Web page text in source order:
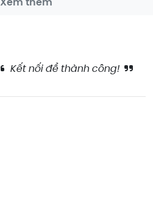
Kết nối để thành công!